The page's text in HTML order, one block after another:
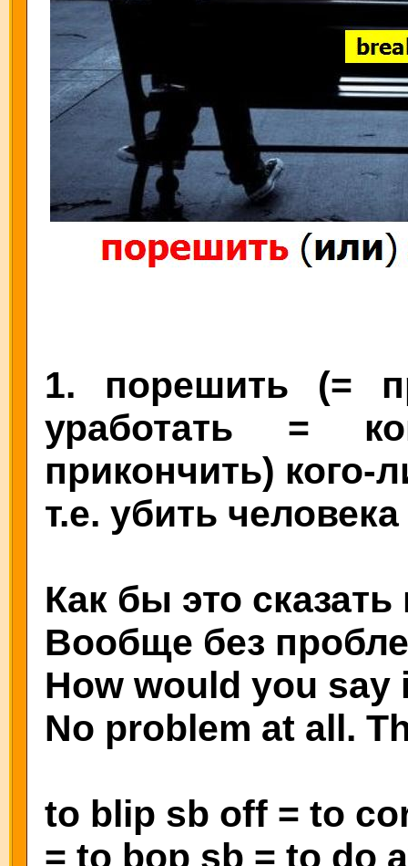
1. порешить (=
уработать =
прикончить) кого-
т.е. убить человека
Как бы это
Вообще без
How would you say
No problem at all.
to blip sb off = to
= to bop sb = to do